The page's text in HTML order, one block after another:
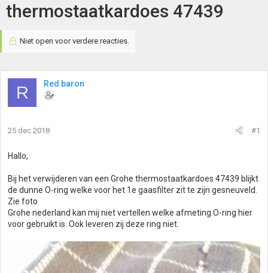
thermostaatkardoes 47439
Niet open voor verdere reacties.
R Red baron
25 dec 2018 #1
Hallo,
Bij het verwijderen van een Grohe thermostaatkardoes 47439 blijkt
de dunne O-ring welke voor het 1e gaasfilter zit te zijn gesneuveld.
Zie foto
Grohe nederland kan mij niet vertellen welke afmeting O-ring hier
voor gebruikt is. Ook leveren zij deze ring niet.